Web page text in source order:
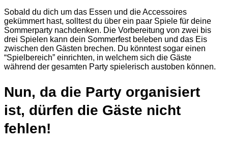
Sobald du dich um das Essen und die Accessoires
gekümmert hast, solltest du über ein paar Spiele für deine
Sommerparty nachdenken. Die Vorbereitung von zwei bis
drei Spielen kann dein Sommerfest beleben und das Eis
zwischen den Gästen brechen. Du könntest sogar einen
“Spielbereich” einrichten, in welchem sich die Gäste
während der gesamten Party spielerisch austoben können.
Nun, da die Party organisiert
ist, dürfen die Gäste nicht
fehlen!